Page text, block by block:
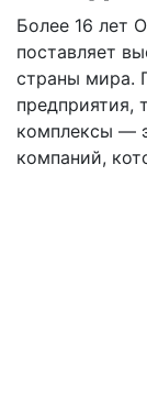
Более 16 лет
поставляет
страны мира.
предприятия,
комплексы —
компаний,